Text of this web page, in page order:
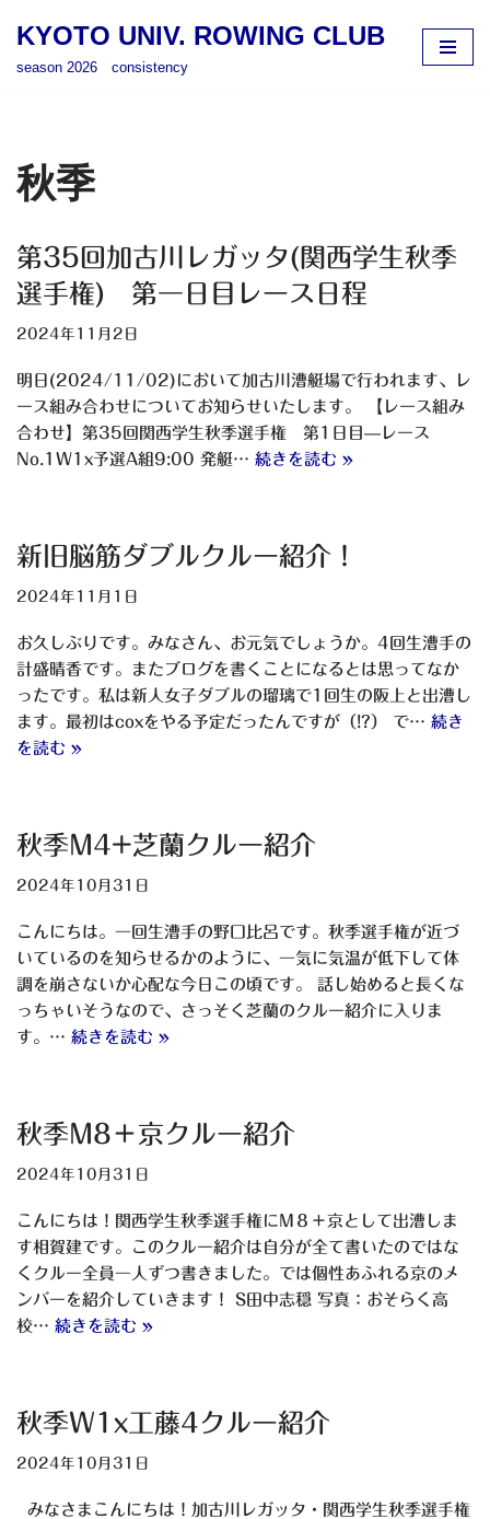
ツ
へ
キ
ッ
プ
KYOTO UNIV. ROWING CLUB
season 2026 consistency
秋季
第35回加古川レガッタ(関西学生秋季
選手権) 第一日目レース日程
2024年11月2日
明日(2024/11/02)において加古川漕艇場で行われます、レ
ース組み合わせについてお知らせいたします。 【レース組み
合わせ】第35回関西学生秋季選手権 第1日目—レース
No.1W1x予選A組9:00 発艇… 続きを読む »
新旧脳筋ダブルクルー紹介！
2024年11月1日
お久しぶりです。みなさん、お元気でしょうか。4回生漕手の
計盛晴香です。またブログを書くことになるとは思ってなか
ったです。私は新人女子ダブルの瑠璃で1回生の阪上と出漕し
ます。最初はcoxをやる予定だったんですが（!?） で… 続き
を読む »
秋季M4+芝蘭クルー紹介
2024年10月31日
こんにちは。一回生漕手の野口比呂です。秋季選手権が近づ
いているのを知らせるかのように、一気に気温が低下して体
調を崩さないか心配な今日この頃です。 話し始めると長くな
っちゃいそうなので、さっそく芝蘭のクルー紹介に入りま
す。… 続きを読む »
秋季M8＋京クルー紹介
2024年10月31日
こんにちは！関西学生秋季選手権にM８＋京として出漕しま
す相賀建です。このクルー紹介は自分が全て書いたのではな
くクルー全員一人ずつ書きました。では個性あふれる京のメ
ンバーを紹介していきます！ S田中志穏 写真：おそらく高
校… 続きを読む »
秋季W1x工藤4クルー紹介
2024年10月31日
みなさまこんにちは！加古川レガッタ・関西学生秋季選手権